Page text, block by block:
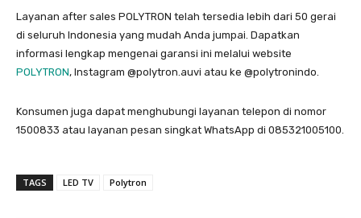
Layanan after sales POLYTRON telah tersedia lebih dari 50 gerai
di seluruh Indonesia yang mudah Anda jumpai. Dapatkan
informasi lengkap mengenai garansi ini melalui website
POLYTRON, Instagram @polytron.auvi atau ke @polytronindo.
Konsumen juga dapat menghubungi layanan telepon di nomor
1500833 atau layanan pesan singkat WhatsApp di 085321005100.
TAGS LED TV Polytron